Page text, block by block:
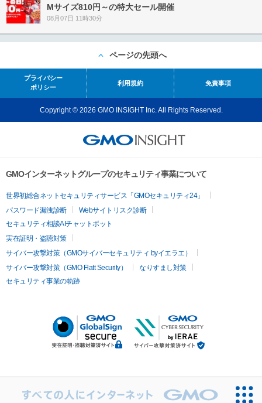
Mサイズ810円～の特大セール開催
08月07日 11時30分
ページの先頭へ
プライバシー
ポリシー
利用規約 免責事項
Copyright © 2026 GMO INSIGHT Inc. All Rights Reserved.
GMOインターネットグループのセキュリティ事業について
世界初総合ネットセキュリティサービス「GMOセキュリティ24」
パスワード漏洩診断
Webサイトリスク診断
セキュリティ相談AIチャットボット
実在証明・盗聴対策
サイバー攻撃対策（GMOサイバーセキュリティ byイエラエ）
サイバー攻撃対策（GMO Flatt Security）
なりすまし対策
セキュリティ事業の軌跡